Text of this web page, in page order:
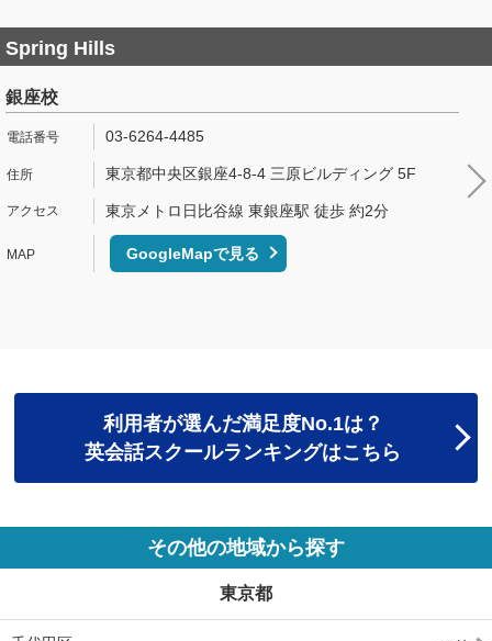
Spring Hills
銀座校
03-6264-4485
東京都中央区銀座4-8-4 三原ビルディング 5F
東京メトロ日比谷線 東銀座駅 徒歩 約2分
GoogleMapで見る
利用者が選んだ満足度No.1は？
英会話スクールランキングはこちら
その他の地域から探す
東京都